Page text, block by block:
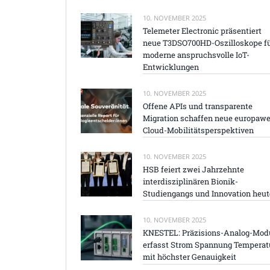
10. NOVEMBER 2025
Telemeter Electronic präsentiert
neue T3DSO700HD-Oszilloskope
moderne anspruchsvolle IoT-
Entwicklungen
10. NOVEMBER 2025
Offene APIs und transparente
Migration schaffen neue
Cloud-Mobilitätsperspektiven
10. NOVEMBER 2025
HSB feiert zwei Jahrzehnte
interdisziplinären Bionik-
Studiengangs und Innovation
10. NOVEMBER 2025
KNESTEL: Präzisions-Analog-
erfasst Strom Spannung
mit höchster Genauigkeit